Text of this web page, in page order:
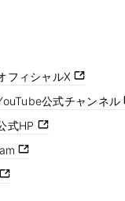
フィシャルX
公式チャンネル
式HP